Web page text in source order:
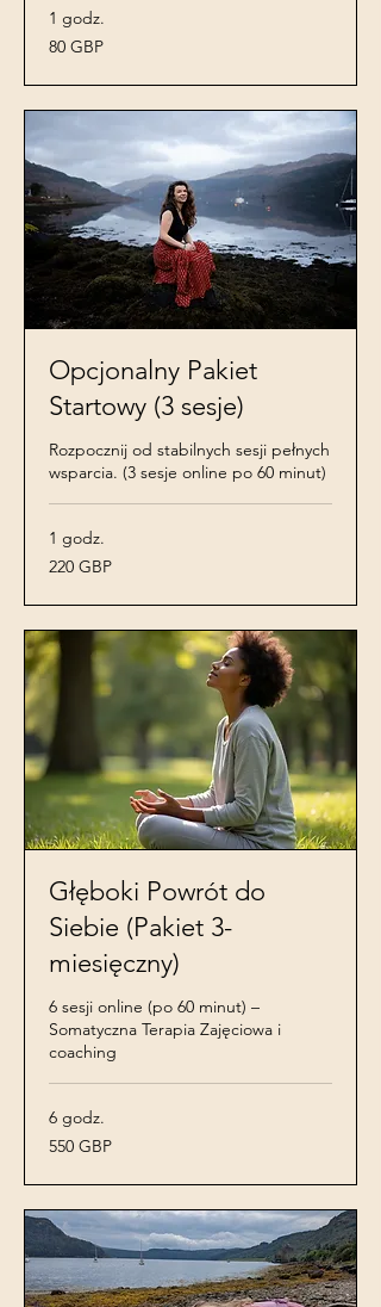
1 godz.
80
funtów
80 GBP
Opcjonalny Pakiet
Startowy (3 sesje)
Rozpocznij od stabilnych sesji pełnych
wsparcia. (3 sesje online po 60 minut)
1 godz.
220
funtów
220 GBP
Głęboki Powrót do
Siebie (Pakiet 3-
miesięczny)
6 sesji online (po 60 minut) –
Somatyczna Terapia Zajęciowa i
coaching
6 godz.
550
funtów
550 GBP